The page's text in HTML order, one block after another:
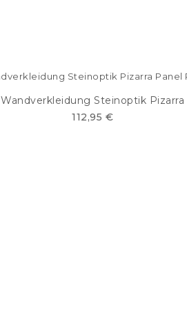
Wandverkleidung Steinoptik Pizarra
112,95 €